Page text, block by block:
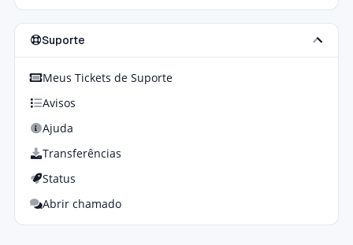
Suporte
Meus Tickets de Suporte
Avisos
Ajuda
Transferências
Status
Abrir chamado